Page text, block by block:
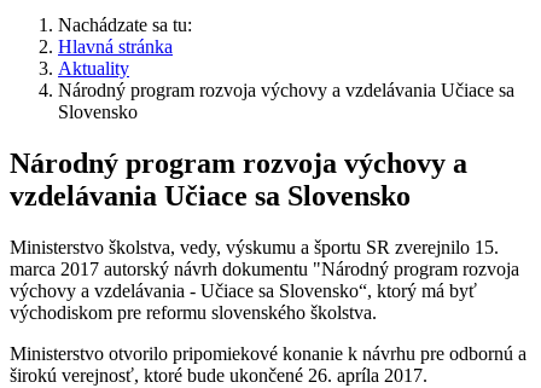
Nachádzate sa tu:
Hlavná stránka
Aktuality
Národný program rozvoja výchovy a vzdelávania Učiace sa
Slovensko
Národný program rozvoja výchovy a
vzdelávania Učiace sa Slovensko
Ministerstvo školstva, vedy, výskumu a športu SR zverejnilo 15.
marca 2017 autorský návrh dokumentu "Národný program rozvoja
výchovy a vzdelávania - Učiace sa Slovensko“, ktorý má byť
východiskom pre reformu slovenského školstva.
Ministerstvo otvorilo pripomiekové konanie k návrhu pre odbornú a
širokú verejnosť, ktoré bude ukončené 26. apríla 2017.